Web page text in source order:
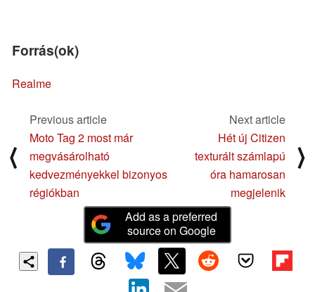
Forrás(ok)
Realme
⟨
Previous article
Moto Tag 2 most már
megvásárolható
kedvezményekkel bizonyos
régiókban
Next article
Hét új Citizen
texturált számlapú
óra hamarosan
megjelenik
⟩
Add as a preferred
source on Google